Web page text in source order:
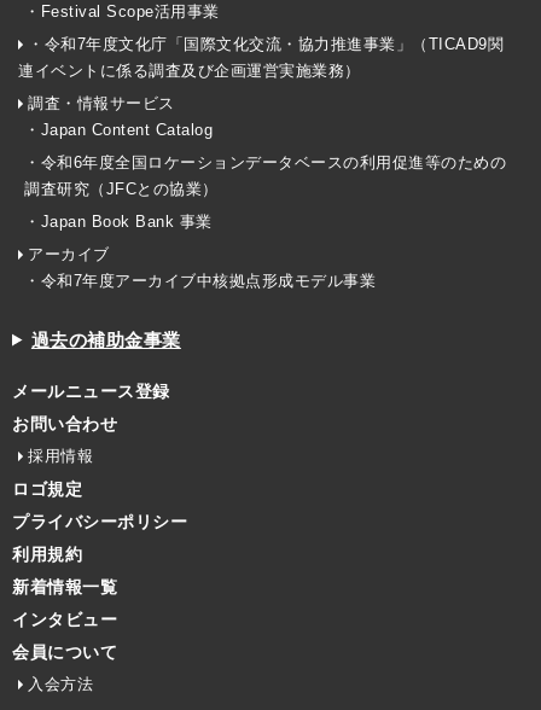
・Festival Scope活用事業
・令和7年度文化庁「国際文化交流・協力推進事業」（TICAD9関
連イベントに係る調査及び企画運営実施業務）
調査・情報サービス
・Japan Content Catalog
・令和6年度全国ロケーションデータベースの利用促進等のための
調査研究（JFCとの協業）
・Japan Book Bank 事業
アーカイブ
・令和7年度アーカイブ中核拠点形成モデル事業
過去の補助金事業
メールニュース登録
お問い合わせ
採用情報
ロゴ規定
プライバシーポリシー
利用規約
新着情報一覧
インタビュー
会員について
入会方法